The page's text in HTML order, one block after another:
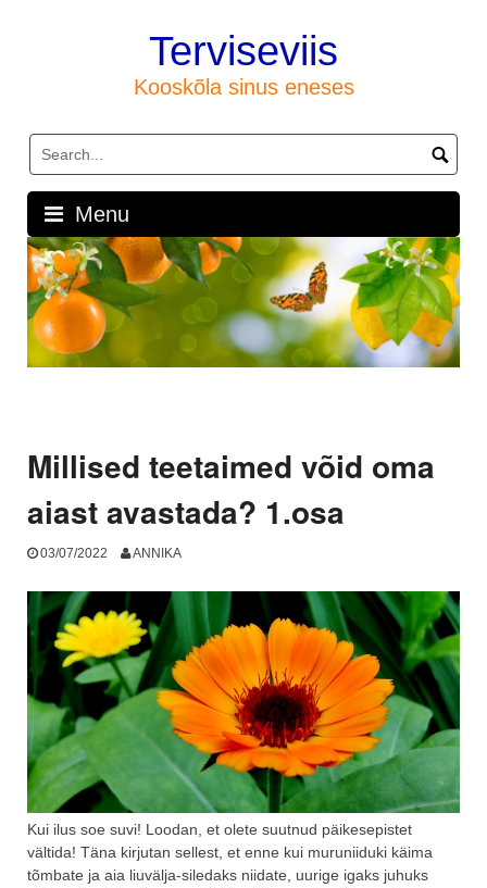
Terviseviis
Kooskõla sinus eneses
Menu
Millised teetaimed võid oma
aiast avastada? 1.osa
03/07/2022 ANNIKA
Kui ilus soe suvi! Loodan, et olete suutnud päikesepistet
vältida! Täna kirjutan sellest, et enne kui muruniiduki käima
tõmbate ja aia liuvälja-siledaks niidate, uurige igaks juhuks